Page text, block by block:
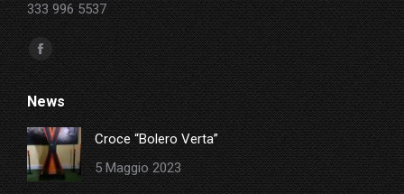
333 996 5537
Ci puoi trovare su:
Facebook
page
opens
in
new
window
News
Croce “Bolero Verta”
5 Maggio 2023